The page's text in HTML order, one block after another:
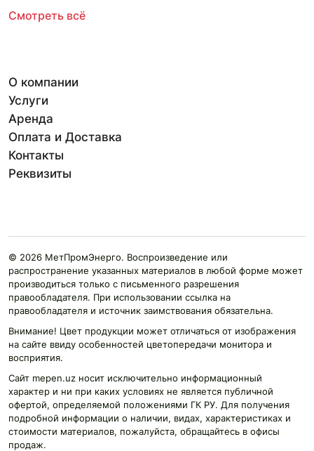
Смотреть всё
О компании
Услуги
Аренда
Оплата и Доставка
Контакты
Реквизиты
© 2026 МетПромЭнерго. Воспроизведение или
распространение указанных материалов в любой форме может
производиться только с письменного разрешения
правообладателя. При использовании ссылка на
правообладателя и источник заимствования обязательна.
Внимание! Цвет продукции может отличаться от изображения
на сайте ввиду особенностей цветопередачи монитора и
восприятия.
Сайт mepen.uz носит исключительно информационный
характер и ни при каких условиях не является публичной
офертой, определяемой положениями ГК РУ. Для получения
подробной информации о наличии, видах, характеристиках и
стоимости материалов, пожалуйста, обращайтесь в офисы
продаж.